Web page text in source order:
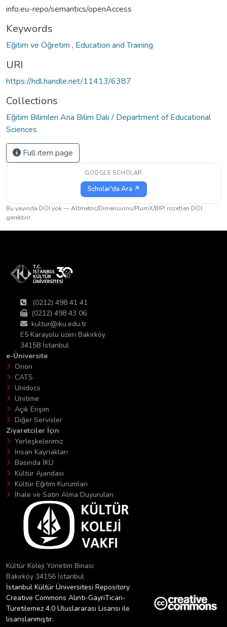
info:eu-repo/semantics/openAccess
Keywords
Eğitim ve Öğretim , Education and Training
URI
https://hdl.handle.net/11413/6387
Collections
Eğitim Bilimleri Ana Bilim Dalı / Department of Educational
Sciences
Full item page
GOOGLE SCHOLAR
Scholar'da Ara ↗
Bu yayında DOI yok — Altmetric/Dimensions/PlumX/BIP! rozetleri DOI
gerektirir.
(0212) 498 41 41
(0212) 498 43 06
kultur@iku.edu.tr
E5 Karayolu üzeri Bakırköy
34158 İstanbul
e-Üniversite
Orion
CATS
Unidocs
Unitime
Açık Erişim
Diğer Servisler
Ziyaretciler İçin
Yerleşkelerimiz
İnsan Kaynakları
Basında İKÜ
Kültür Ajandası
Kültür Eğitim Kurumları
İhale ve Satın Alma Duyuruları
Kültür Koleji Yönetim Binası
Bakırköy 34156 İstanbul
İstanbul Kültür Üniversitesi Repository
Creative Commons Alıntı-GayriTicari-
Türetilemez 4.0 Uluslararası Lisansı ile
lisanslanmıştır.